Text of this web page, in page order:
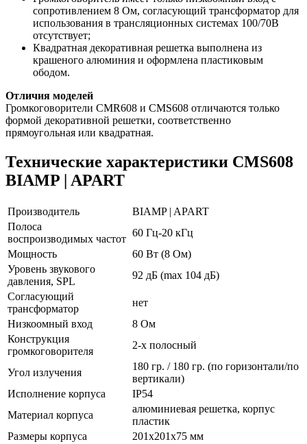
сопротивлением 8 Ом, согласующий трансформатор для
использования в трансляционных системах 100/70В
отсутствует;
Квадратная декоративная решетка выполнена из
крашеного алюминия и оформлена пластиковым
ободом.
Отличия моделей
Громкоговорители CMR608 и CMS608 отличаются только
формой декоративной решетки, соответственно
прямоугольная или квадратная.
Технические характеристики CMS608
BIAMP | APART
Производитель
BIAMP | APART
Полоса
воспроизводимых частот
60 Гц-20 кГц
Мощность
60 Вт (8 Ом)
Уровень звукового
давления, SPL
92 дБ (max 104 дБ)
Согласующий
трансформатор
нет
Низкоомный вход
8 Ом
Конструкция
громкоговорителя
2-х полосный
Угол излучения
180 гр. / 180 гр. (по горизонтали/по
вертикали)
Исполнение корпуса
IP54
Материал корпуса
алюминиевая решетка, корпус
пластик
Размеры корпуса
201х201х75 мм